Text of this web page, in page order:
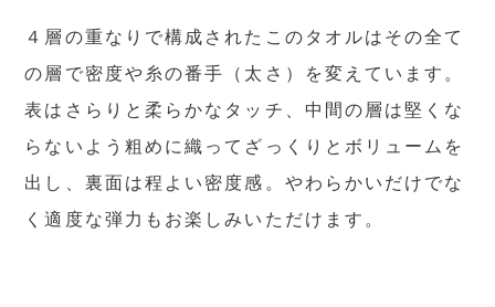
４層の重なりで構成されたこのタオルはその全て
の層で密度や糸の番手（太さ）を変えています。
表はさらりと柔らかなタッチ、中間の層は堅くな
らないよう粗めに織ってざっくりとボリュームを
出し、裏面は程よい密度感。やわらかいだけでな
く適度な弾力もお楽しみいただけます。